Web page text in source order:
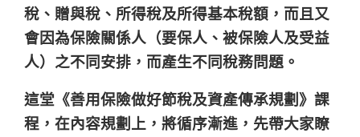
稅、贈與稅、所得稅及所得基本稅額，而且又
會因為保險關係人（要保人、被保險人及受益
人）之不同安排，而產生不同稅務問題。
這堂《善用保險做好節稅及資產傳承規劃》課
程，在內容規劃上，將循序漸進，先帶大家瞭